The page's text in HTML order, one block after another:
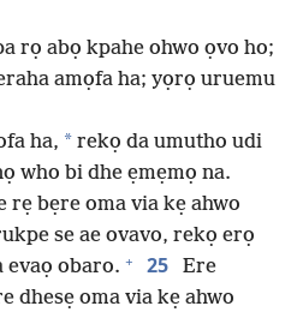
rọ abọ kpahe ohwo ọvo ho;
amọfa ha; yọrọ uruemu
ha, * rekọ da umutho udi
who bi dhe ẹmẹmọ na.
rẹ bẹre oma via kẹ ahwo
se ae ovavo, rekọ erọ
evaọ obaro. + 25
Ere
dhesẹ oma via kẹ ahwo